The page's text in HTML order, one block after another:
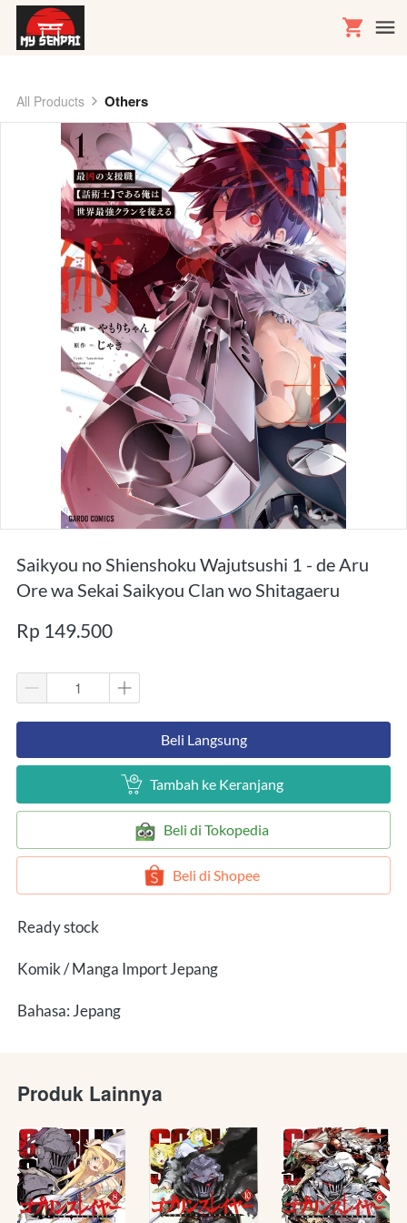
All Products Others
Saikyou no Shienshoku Wajutsushi 1 - de Aru
Ore wa Sekai Saikyou Clan wo Shitagaeru
Rp 149.500
`Beli Langsung
` Tambah ke Keranjang
` Beli di Tokopedia
` Beli di Shopee
Ready stock
Komik / Manga Import Jepang
Bahasa: Jepang
Produk Lainnya